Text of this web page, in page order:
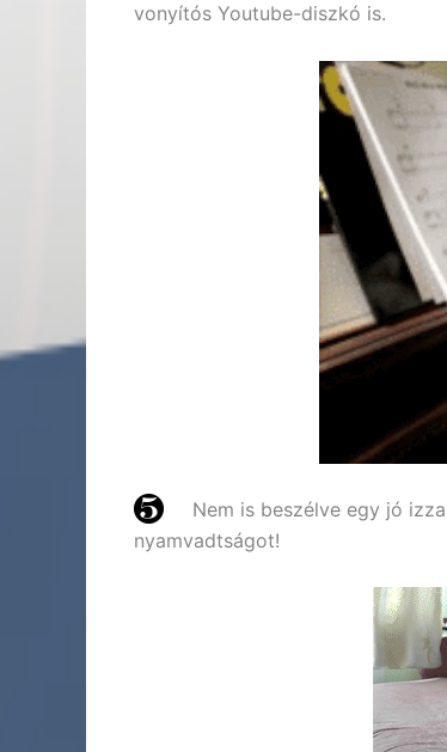
vonyítós Youtube-diszkó is.
Nem is beszélve egy jó
nyamvadtságot!